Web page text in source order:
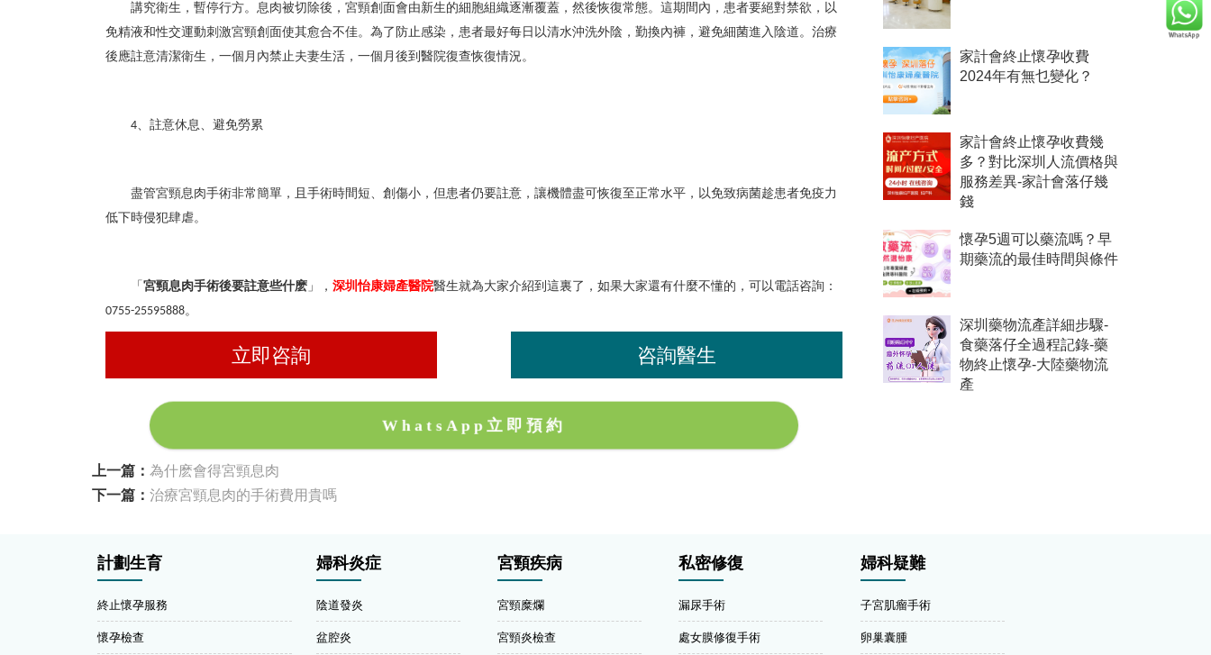
講究衛生，暫停行方。息肉被切除後，宮頸創面會由新生的細胞組織逐漸覆蓋，然後恢復常態。這期間內，患者要絕對禁欲，以
免精液和性交運動刺激宮頸創面使其愈合不佳。為了防止感染，患者最好每日以清水沖洗外陰，勤換內褲，避免細菌進入陰道。治療
後應註意清潔衛生，一個月內禁止夫妻生活，一個月後到醫院復查恢復情況。
4、註意休息、避免勞累
盡管宮頸息肉手術非常簡單，且手術時間短、創傷小，但患者仍要註意，讓機體盡可恢復至正常水平，以免致病菌趁患者免疫力
低下時侵犯肆虐。
「 宮頸息肉手術後要註意些什麽 」， 深圳怡康婦產醫院醫生就為大家介紹到這裏了，如果大家還有什麼不懂的，可以電話咨詢：
0755-25595888。
立即咨詢 咨詢醫生
WhatsApp立即預約
上一篇： 為什麽會得宮頸息肉
下一篇： 治療宮頸息肉的手術費用貴嗎
家計會終止懷孕收費
2024年有無乜變化？
家計會終止懷孕收費幾
多？對比深圳人流價格與
服務差異-家計會落仔幾
錢
懷孕5週可以藥流嗎？早
期藥流的最佳時間與條件
深圳藥物流產詳細步驟-
食藥落仔全過程記錄-藥
物終止懷孕-大陸藥物流
產
計劃生育
終止懷孕服務
懷孕檢查
婦科炎症
陰道發炎
盆腔炎
宮頸疾病
宮頸糜爛
宮頸炎檢查
私密修復
漏尿手術
處女膜修復手術
婦科疑難
子宮肌瘤手術
卵巢囊腫